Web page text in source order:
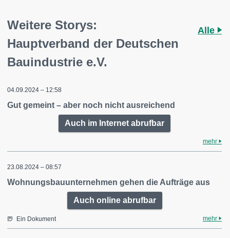
Weitere Storys:
Hauptverband der Deutschen
Bauindustrie e.V.
Alle
04.09.2024 – 12:58
Gut gemeint – aber noch nicht ausreichend
Auch im Internet abrufbar
mehr
23.08.2024 – 08:57
Wohnungsbauunternehmen gehen die Aufträge aus
Auch online abrufbar
Ein Dokument mehr